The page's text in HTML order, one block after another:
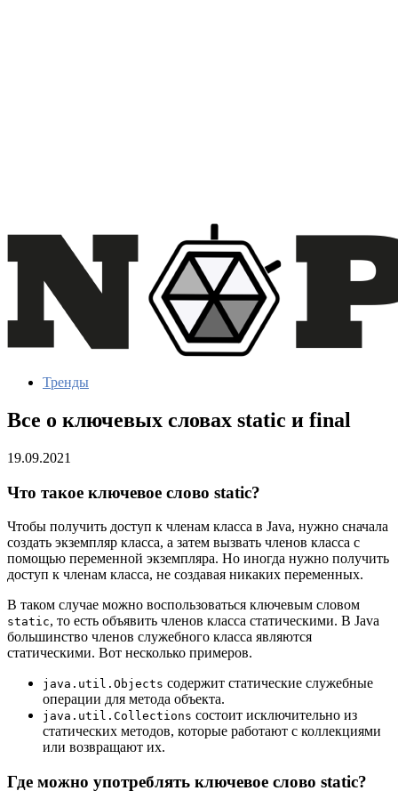
Тренды
Все о ключевых словах static и final
19.09.2021
Что такое ключевое слово static?
Чтобы получить доступ к членам класса в Java, нужно сначала
создать экземпляр класса, а затем вызвать членов класса с
помощью переменной экземпляра. Но иногда нужно получить
доступ к членам класса, не создавая никаких переменных.
В таком случае можно воспользоваться ключевым словом
static, то есть объявить членов класса статическими. В Java
большинство членов служебного класса являются
статическими. Вот несколько примеров.
java.util.Objects содержит статические служебные
операции для метода объекта.
java.util.Collections состоит исключительно из
статических методов, которые работают с коллекциями
или возвращают их.
Где можно употреблять ключевое слово static?